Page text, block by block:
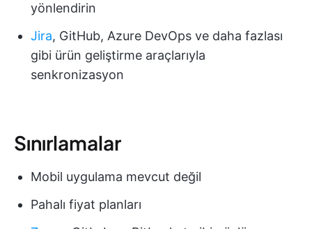
yönlendirin
Jira, GitHub, Azure DevOps ve daha fazlası
gibi ürün geliştirme araçlarıyla
senkronizasyon
Sınırlamalar
Mobil uygulama mevcut değil
Pahalı fiyat planları